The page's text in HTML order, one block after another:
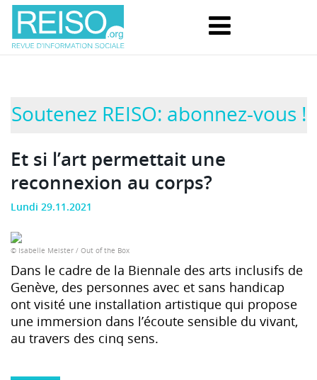
Soutenez REISO: abonnez-vous !
Et si l’art permettait une
reconnexion au corps?
Lundi 29.11.2021
© Isabelle Meister / Out of the Box
Dans le cadre de la Biennale des arts inclusifs de
Genève, des personnes avec et sans handicap
ont visité une installation artistique qui propose
une immersion dans l’écoute sensible du vivant,
au travers des cinq sens.